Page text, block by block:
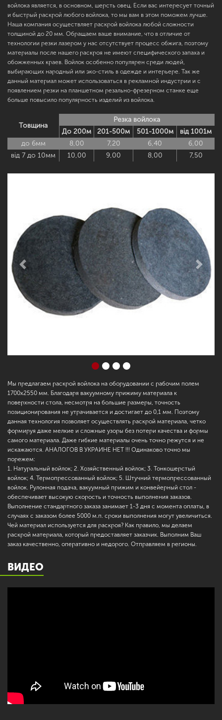
войлока является, в основном, шерсть овец. Если вас интересует точный
и быстрый раскрой любого войлока, то мы вам в этом поможем лучше.
Наша компания осуществляет раскрой войлока любой сложности
толщиной до 20 мм. Обращаем ваше внимание, что в отличие от
технологии резки лазером у нас отсутствует процесс обжига, поэтому
материалы после нашего раскроя не имеют специфического запаха и
обожженных краев. Войлок особенно популярен среди людей,
выбирающих народный или эко-стиль в одежде и интерьере. Так же
данный материал может использоваться в рекламной индустрии и с
появлением резки на планшетном резально-фрезерном станке еще
больше повысило популярность изделий из войлока.
Товщина
Резка войлока
До 200м
201-500м 501-1000м
від 1001м
до 6мм
8,00 7,20 6,40
6,00
від 7 до 10мм
10,00 9,00 8,00 7,50
Previous Next
Мы предлагаем раскрой войлока на оборудовании с рабочим полем
1700х2550 мм. Благодаря вакуумному прижиму материала к
поверхности стола, несмотря на большие размеры, точность
позиционирования не утрачивается и достигает до 0,1 мм. Поэтому
данная технология позволяет осуществлять раскрой материала, четко
формируя даже мелкие и сложные узоры без потери качества и формы
самого материала. Даже гибкие материалы очень точно режутся и не
искажаются. АНАЛОГОВ В УКРАИНЕ НЕТ !!! Одинаково точно мы
порежем:
1. Натуральный войлок; 2. Хозяйственный войлок; 3. Тонкошерстый
войлок; 4. Термопрессованный войлок; 5. Штучний термопрессованный
войлок. Рулонная подача, вакуумный прижим и конвейерный стол -
обеспечивает высокую скорость и точность выполнения заказов.
Выполнение стандартного заказа занимает 1-3 дня с момента оплаты, в
случаях с заказом более 5000 м.п. сроки выполнения могут увеличиться.
Чей материал используется для раскроя? Как правило, мы делаем
раскрой материала, который предоставляет заказчик. Выполним Ваш
заказ качественно, оперативно и недорого. Отправляем в регионы.
ВИДЕО